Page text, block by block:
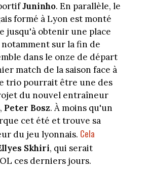
Juninho. En parallèle, le
formé à Lyon est monté
jusqu'à obtenir une place
sur la fin de
dans le onze de départ
match de la saison face à
trio pourrait être une des
du nouvel entraîneur
Peter Bosz. À moins qu'un
cet été et trouve sa
du jeu lyonnais. Cela
Skhiri, qui serait
ces derniers jours.